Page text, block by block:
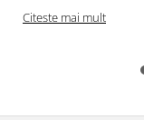
Citeste mai mult